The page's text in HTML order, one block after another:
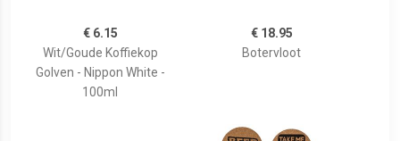
€ 6.15
Wit/Goude Koffiekop
Golven - Nippon White -
100ml
€ 18.95
Botervloot